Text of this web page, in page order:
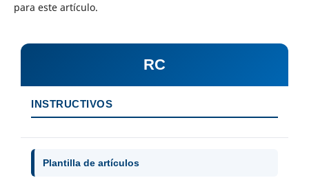
para este artículo.
RC
INSTRUCTIVOS
Plantilla de artículos